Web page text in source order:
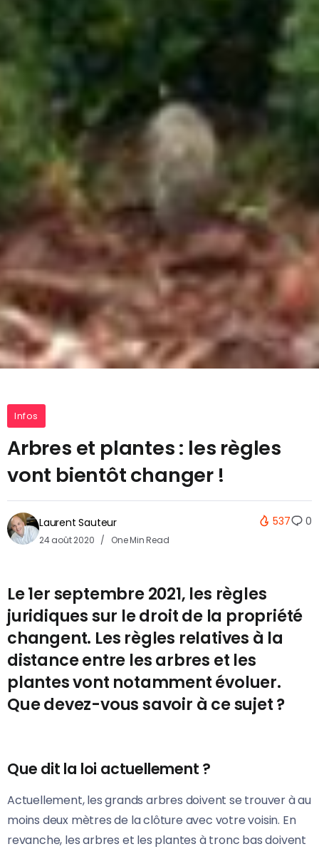
Infos
Arbres et plantes : les règles
vont bientôt changer !
Laurent Sauteur
24 août 2020 One Min Read
537 0
Le 1er septembre 2021, les règles
juridiques sur le droit de la propriété
changent. Les règles relatives à la
distance entre les arbres et les
plantes vont notamment évoluer.
Que devez-vous savoir à ce sujet ?
Que dit la loi actuellement ?
Actuellement, les grands arbres doivent se trouver à au
moins deux mètres de la clôture avec votre voisin. En
revanche, les arbres et les plantes à tronc bas doivent